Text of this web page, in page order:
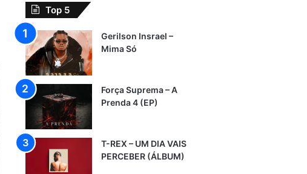
Top 5
Gerilson Insrael –
Mima Só
Força Suprema – A
Prenda 4 (EP)
T-REX – UM DIA VAIS
PERCEBER (ÁLBUM)